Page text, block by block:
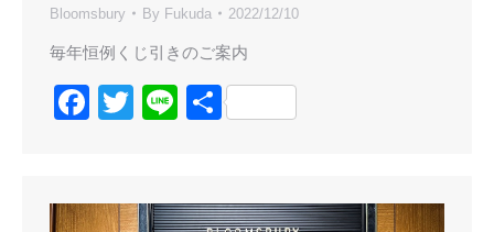
Bloomsbury By Fukuda 2022/12/10
毎年恒例くじ引きのご案内
Facebook
Twitter
Line共